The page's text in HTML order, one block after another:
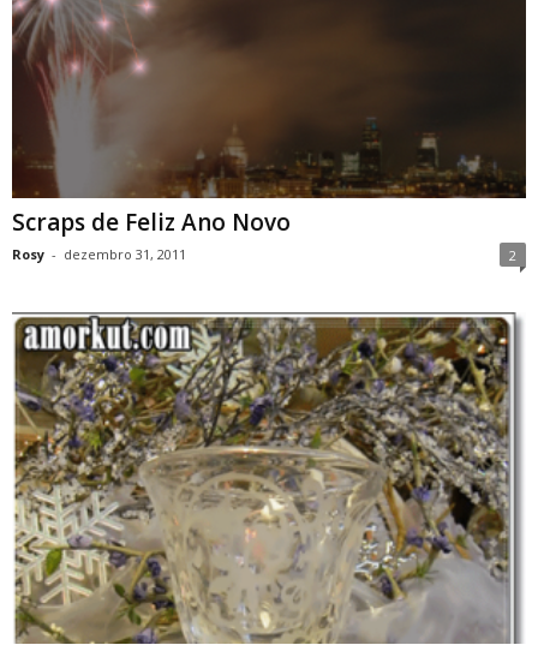
Scraps de Feliz Ano Novo
Rosy - dezembro 31, 2011 2